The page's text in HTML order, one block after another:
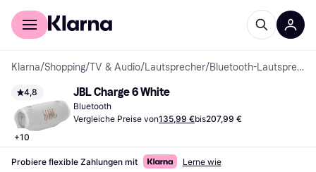
Für Shopper
Klarna/Shopping/TV & Audio/Lautsprecher/ Bluetooth-Lautsprecher
4,8
+10
JBL Charge 6 White
Bluetooth
Vergleiche Preise von135,99 €bis207,99 €
Probiere flexible Zahlungen mit Lerne wie